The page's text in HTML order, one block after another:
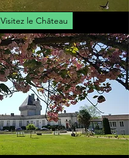
Visitez le Château